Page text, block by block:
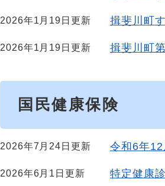
2026年1月19日更新 揖斐川町
2026年1月19日更新 揖斐川町
国民健康保険
2026年7月24日更新 令和6年
2026年6月1日更新 特定健康